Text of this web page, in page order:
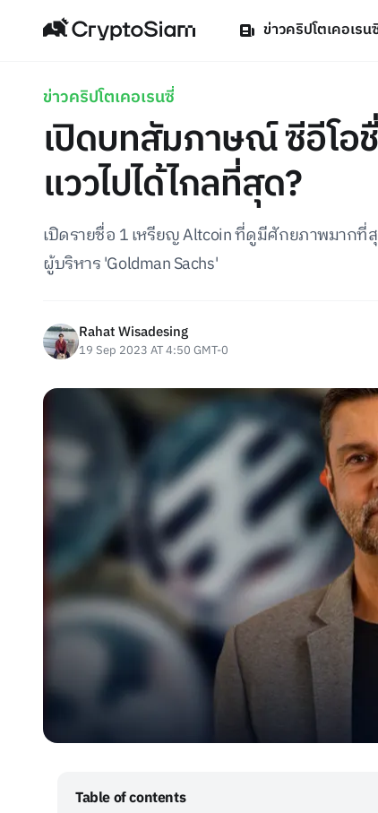
ข่าวคริปโตเคอเรน
ข่าวคริปโตเคอเรนซี่
เปิดบทสัมภาษณ์ ซีอีโอ
แววไปได้ไกลที่สุด?
เปิดรายชื่อ 1 เหรียญ Altcoin ที่ดูมีศักยภาพมาก
ผู้บริหาร 'Goldman Sachs'
Rahat Wisadesing
19 Sep 2023 AT 4:50 GMT-0
Table of contents